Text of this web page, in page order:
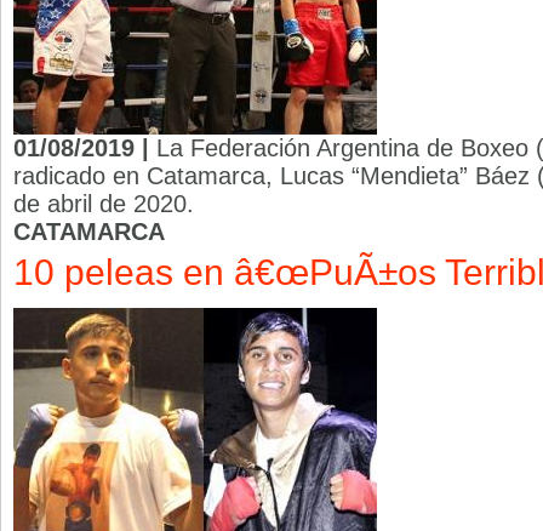
01/08/2019 | La Federación Argentina de Boxeo
radicado en Catamarca, Lucas “Mendieta”
de abril de 2020.
CATAMARCA
10 peleas en â€œPuÃ±os